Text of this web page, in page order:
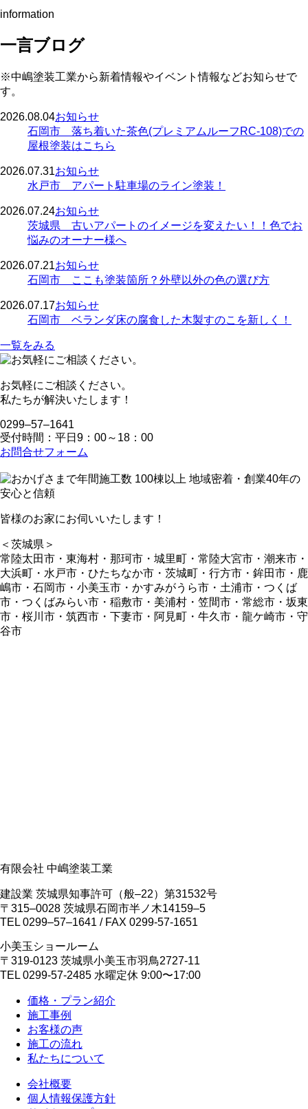
information
一言ブログ
※中嶋塗装工業から新着情報やイベント情報などお知らせで
す。
2026.08.04お知らせ
石岡市 落ち着いた茶色(プレミアムルーフRC-108)での
屋根塗装はこちら
2026.07.31お知らせ
水戸市 アパート駐車場のライン塗装！
2026.07.24お知らせ
茨城県 古いアパートのイメージを変えたい！！色でお
悩みのオーナー様へ
2026.07.21お知らせ
石岡市 ここも塗装箇所？外壁以外の色の選び方
2026.07.17お知らせ
石岡市 ベランダ床の腐食した木製すのこを新しく！
一覧をみる
お気軽にご相談ください。
私たちが解決いたします！
0299‒57‒1641
受付時間：平日9：00～18：00
お問合せフォーム
皆様のお家にお伺いいたします！
＜茨城県＞
常陸太田市・東海村・那珂市・城里町・常陸大宮市・潮来市・
大浜町・水戸市・ひたちなか市・茨城町・行方市・鉾田市・鹿
嶋市・石岡市・小美玉市・かすみがうら市・土浦市・つくば
市・つくばみらい市・稲敷市・美浦村・笠間市・常総市・坂東
市・桜川市・筑西市・下妻市・阿見町・牛久市・龍ケ崎市・守
谷市
有限会社 中嶋塗装工業
建設業 茨城県知事許可（般‒22）第31532号
〒315‒0028 茨城県石岡市半ノ木14159‒5
TEL 0299‒57‒1641 / FAX 0299-57-1651
小美玉ショールーム
〒319-0123 茨城県小美玉市羽鳥2727-11
TEL 0299-57-2485 水曜定休 9:00〜17:00
価格・プラン紹介
施工事例
お客様の声
施工の流れ
私たちについて
会社概要
個人情報保護方針